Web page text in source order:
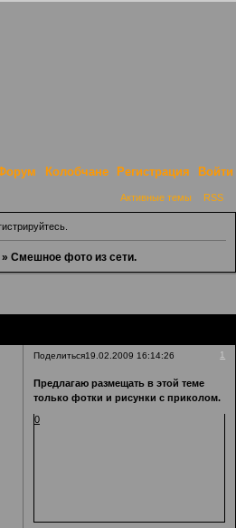
Колобчане Регистрация Войти
Активные темы RSS
.
»Смешное фото из сети.
Поделиться 1
19.02.2009 16:14:26
Предлагаю размещать в этой теме
только фотки и рисунки с приколом.
0